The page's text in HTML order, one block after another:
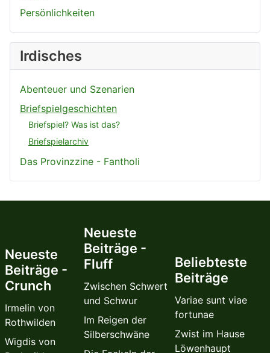
Persönlichkeiten
Irdisches
Abenteuer und Szenarien
Briefspielgeschichten
Briefspiel? Was ist das?
Briefspielarchiv
Das Provinzzine - Fantholi
Neueste
Beiträge -
Crunch
Irmelin von
Rothwilden
Wigdis von
Neueste
Beiträge -
Fluff
Zwischen Schwert
und Schwur
Im Reigen der
Silberschwäne
Beliebteste
Beiträge
Variae sunt viae
fortunae
Zwist im Hause
Löwenhaupt